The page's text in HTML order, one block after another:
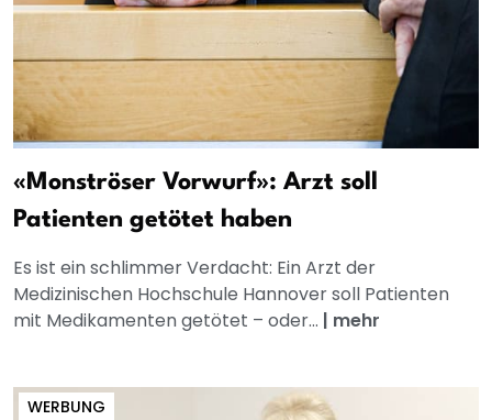
«Monströser Vorwurf»: Arzt soll
Patienten getötet haben
Es ist ein schlimmer Verdacht: Ein Arzt der
Medizinischen Hochschule Hannover soll Patienten
mit Medikamenten getötet – oder... | mehr
WERBUNG